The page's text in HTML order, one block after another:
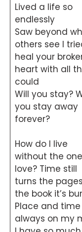
Lived a life so
endlessly
Saw beyond
others see I
heal your
heart with all
could
Will you stay?
you stay away
forever?
How do I live
without the
love? Time still
turns the
the book it’s
Place and time
always on my